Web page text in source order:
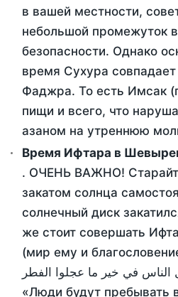
в вашей местности,
небольшой промежуток
безопасности. Однако
время Сухура
Фаджра. То есть Имсак
пищи и всего, что
азаном на утреннюю
Время Ифтара в
. ОЧЕНЬ ВАЖНО!
закатом солнца
солнечный диск
же стоит совершать
(мир ему и
الناس في خير ما عجلوا الفطر
«Люди будут пребывать